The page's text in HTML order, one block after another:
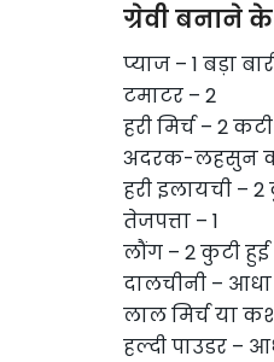
ग्रेवी बनाने
प्याज – 1 बड़ा
टमाटर – 2
हरी मिर्च – 2
अदरक-लहसुन
हरी इलायची –
तेजपत्ता – 1
लौंग – 2 कुटी हुई
दालचीनी –
लाल मिर्च या
हल्दी पाउडर –